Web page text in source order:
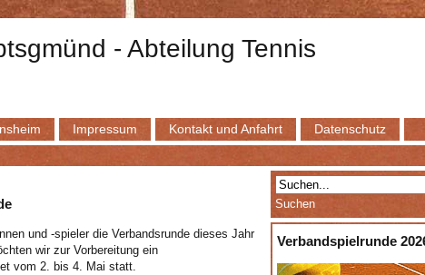
- Abteilung Tennis
Impressum Kontakt und Anfahrt Datenschutz
und -spieler die Verbandsrunde dieses Jahr
wir zur Vorbereitung ein
vom 2. bis 4. Mai statt.
Verbandspielrunde